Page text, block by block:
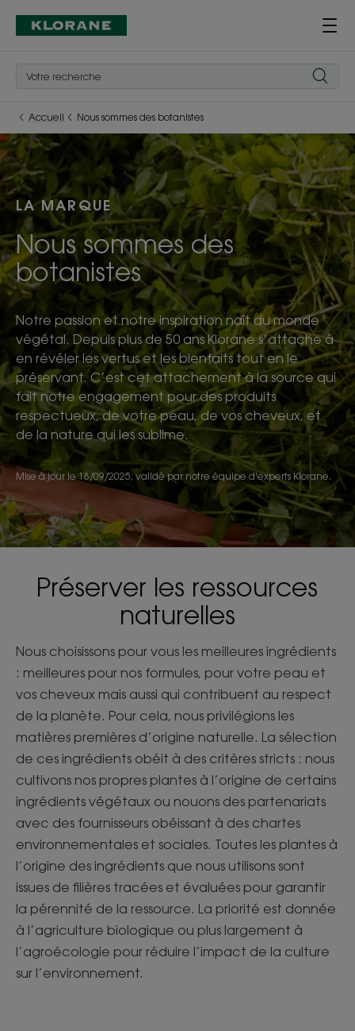
Accueil Nous sommes des botanistes
LA MARQUE
Nous sommes des
botanistes
Notre passion et notre inspiration naît du monde
végétal. Depuis plus de 50 ans Klorane s’attache à
en révéler les vertus et les bienfaits tout en le
préservant. C’est cet attachement à la source qui
fait notre engagement pour des produits
respectueux, de votre peau, de vos cheveux, et
de la nature qui les sublime.
Mise à jour le18/09/2025, validé par notre équipe d'experts Klorane.
Préserver les ressources
naturelles
Nous choisissons pour vous les meilleures ingrédients
: meilleures pour nos formules, pour votre peau et
vos cheveux mais aussi qui contribuent au respect
de la planète. Pour cela, nous privilégions les
matières premières d’origine naturelle. La sélection
de ces ingrédients obéit à des critères stricts : nous
cultivons nos propres plantes à l’origine de certains
ingrédients végétaux ou nouons des partenariats
avec des fournisseurs obéissant à des chartes
environnementales et sociales. Toutes les plantes à
l’origine des ingrédients que nous utilisons sont
issues de filières tracées et évaluées pour garantir
la pérennité de la ressource. La priorité est donnée
à l’agriculture biologique ou plus largement à
l’agroécologie pour réduire l’impact de la culture
sur l’environnement.